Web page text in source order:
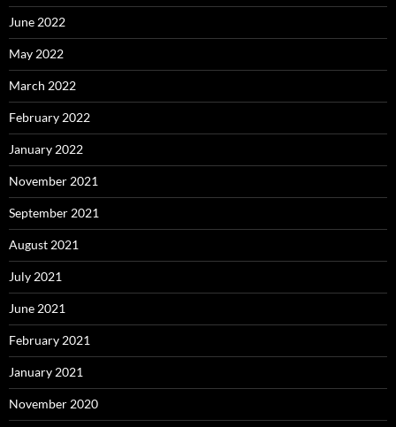
June 2022
May 2022
March 2022
February 2022
January 2022
November 2021
September 2021
August 2021
July 2021
June 2021
February 2021
January 2021
November 2020